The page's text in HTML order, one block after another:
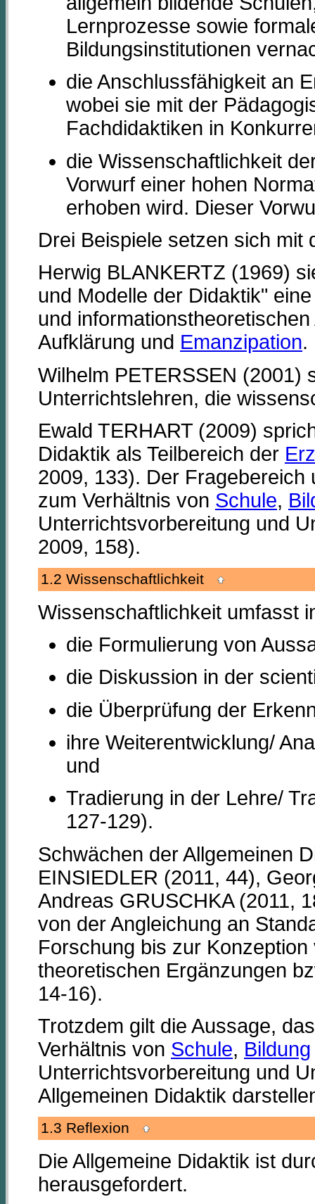
Lernprozesse sowie
Bildungsinstitutionen
die Anschlussfähigkeit an
wobei sie mit der
Fachdidaktiken in
die Wissenschaftlichkeit
Vorwurf einer hohen
erhoben wird. Dieser
Drei Beispiele setzen sich mit
Herwig BLANKERTZ (1969)
und Modelle der Didaktik"
und
Aufklärung und Emanzipation.
Wilhelm PETERSSEN (2001)
Unterrichtslehren, die
Ewald TERHART (2009)
Didaktik als Teilbereich der
2009, 133). Der
zum Verhältnis von Schule,
Unterrichtsvorbereitung und
2009, 158).
1.2 Wissenschaftlichkeit
Wissenschaftlichkeit umfasst
die Formulierung von
die Diskussion in der
die Überprüfung der
ihre Weiterentwicklung/
und
Tradierung in der Lehre/
127-129).
Schwächen der Allgemeinen
EINSIEDLER (2011, 44),
Andreas GRUSCHKA (2011,
von der Angleichung an
Forschung bis zur
theoretischen Ergänzungen
14-16).
Trotzdem gilt die Aussage,
Verhältnis von Schule, Bildung
Unterrichtsvorbereitung und
Allgemeinen Didaktik
1.3 Reflexion
Die Allgemeine Didaktik ist
herausgefordert.